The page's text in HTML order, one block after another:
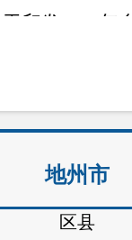
印发
年
求，以公开
、优服务，进
主动公开。
地州市
区县